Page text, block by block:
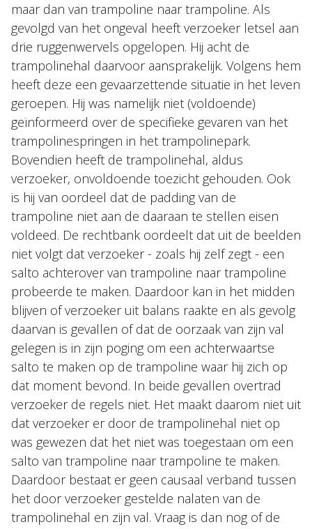
maar dan van trampoline naar trampoline. Als
gevolgd van het ongeval heeft verzoeker letsel aan
drie ruggenwervels opgelopen. Hij acht de
trampolinehal daarvoor aansprakelijk. Volgens hem
heeft deze een gevaarzettende situatie in het leven
geroepen. Hij was namelijk niet (voldoende)
geïnformeerd over de specifieke gevaren van het
trampolinespringen in het trampolinepark.
Bovendien heeft de trampolinehal, aldus
verzoeker, onvoldoende toezicht gehouden. Ook
is hij van oordeel dat de padding van de
trampoline niet aan de daaraan te stellen eisen
voldeed. De rechtbank oordeelt dat uit de beelden
niet volgt dat verzoeker - zoals hij zelf zegt - een
salto achterover van trampoline naar trampoline
probeerde te maken. Daardoor kan in het midden
blijven of verzoeker uit balans raakte en als gevolg
daarvan is gevallen of dat de oorzaak van zijn val
gelegen is in zijn poging om een achterwaartse
salto te maken op de trampoline waar hij zich op
dat moment bevond. In beide gevallen overtrad
verzoeker de regels niet. Het maakt daarom niet uit
dat verzoeker er door de trampolinehal niet op
was gewezen dat het niet was toegestaan om een
salto van trampoline naar trampoline te maken.
Daardoor bestaat er geen causaal verband tussen
het door verzoeker gestelde nalaten van de
trampolinehal en zijn val. Vraag is dan nog of de